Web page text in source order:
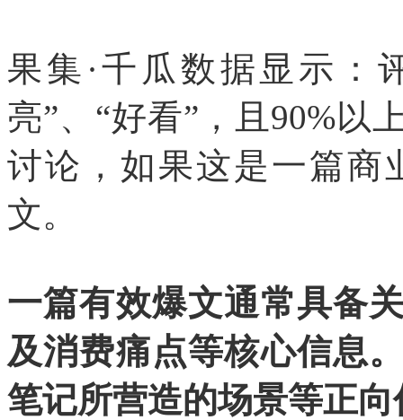
果集·千瓜数据显示：
亮”、“好看”，且90%以
讨论，如果这是一篇商
文。
一篇有效爆文通常具备
及消费痛点等核心信息
笔记所营造的场景等正向